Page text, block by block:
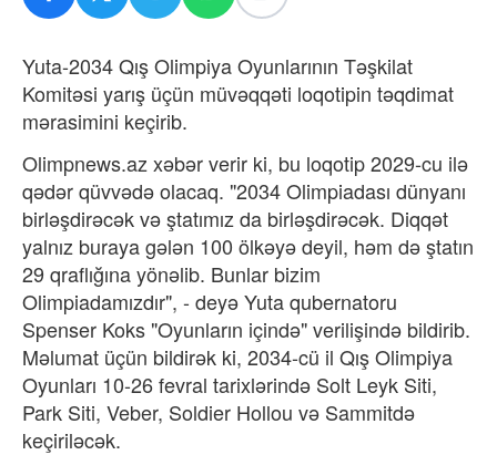
Yuta-2034 Qış Olimpiya Oyunlarının Təşkilat
Komitəsi yarış üçün müvəqqəti loqotipin təqdimat
mərasimini keçirib.
Olimpnews.az xəbər verir ki, bu loqotip 2029-cu ilə
qədər qüvvədə olacaq. "2034 Olimpiadası dünyanı
birləşdirəcək və ştatımız da birləşdirəcək. Diqqət
yalnız buraya gələn 100 ölkəyə deyil, həm də ştatın
29 qraflığına yönəlib. Bunlar bizim
Olimpiadamızdır", - deyə Yuta qubernatoru
Spenser Koks "Oyunların içində" verilişində bildirib.
Məlumat üçün bildirək ki, 2034-cü il Qış Olimpiya
Oyunları 10-26 fevral tarixlərində Solt Leyk Siti,
Park Siti, Veber, Soldier Hollou və Sammitdə
keçiriləcək.